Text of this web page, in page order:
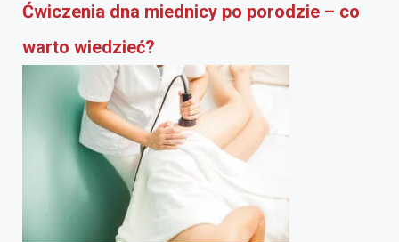
Ćwiczenia dna miednicy po porodzie – co
warto wiedzieć?